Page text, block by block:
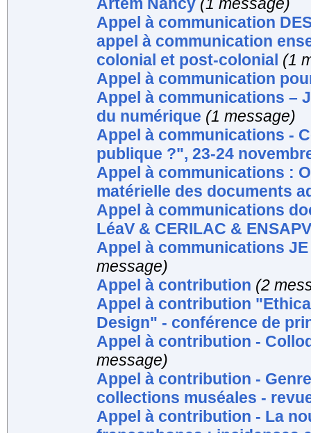
Appel à communication
appel à communication
colonial et post-colonial (1
Appel à communication
Appel à communications –
du numérique (1 message)
Appel à communications -
publique ?", 23-24
Appel à communications :
matérielle des documents
Appel à communications
LéaV & CERILAC &
Appel à communications
message)
Appel à contribution (2
Appel à contribution
Design" - conférence de
Appel à contribution -
message)
Appel à contribution -
collections muséales -
Appel à contribution - La